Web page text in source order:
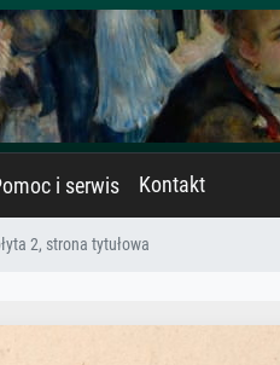
i serwis Kontakt
2, strona tytułowa